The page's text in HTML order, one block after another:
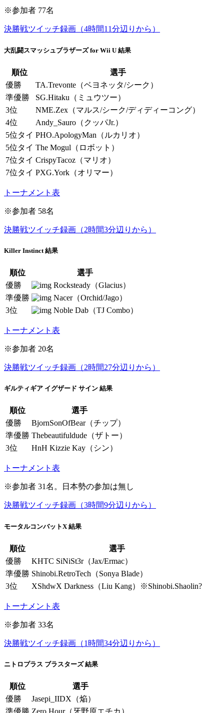
※参加者 77名
決勝戦ツイッチ録画（4時間11分辺りから）
大乱闘スマッシュブラザーズ for Wii U 結果
順位
選手
優勝
TA.Trevonte（ベヨネッタ/シーク）
準優勝
SG.Hitaku（ミュウツー）
3位
NME.Zex（マルス/シーク/ディディーコング）
4位
Andy_Sauro（クッパJr.）
5位タイ PHO.ApologyMan（ルカリオ）
5位タイ The Mogul（ロボット）
7位タイ CrispyTacoz（マリオ）
7位タイ PXG.York（オリマー）
トーナメント表
※参加者 58名
決勝戦ツイッチ録画（2時間3分辺りから）
Killer Instinct 結果
順位
選手
優勝
Rocksteady（Glacius）
準優勝
Nacer（Orchid/Jago）
3位
Noble Dab（TJ Combo）
トーナメント表
※参加者 20名
決勝戦ツイッチ録画（2時間27分辺りから）
ギルティギア イグザード サイン 結果
順位
選手
優勝
BjornSonOfBear（チップ）
準優勝 Thebeautifuldude（ザトー）
3位
HnH Kizzie Kay（シン）
トーナメント表
※参加者 31名。日本勢の参加は無し
決勝戦ツイッチ録画（3時間9分辺りから）
モータルコンバットX 結果
順位
選手
優勝
KHTC SiNiSt3r（Jax/Ermac）
準優勝 Shinobi.RetroTech（Sonya Blade）
3位
XShdwX Darkness（Liu Kang）※Shinobi.Shaolin?
トーナメント表
※参加者 33名
決勝戦ツイッチ録画（1時間34分辺りから）
ニトロプラス ブラスターズ 結果
順位
選手
優勝
Jasepi_IIDX（焔）